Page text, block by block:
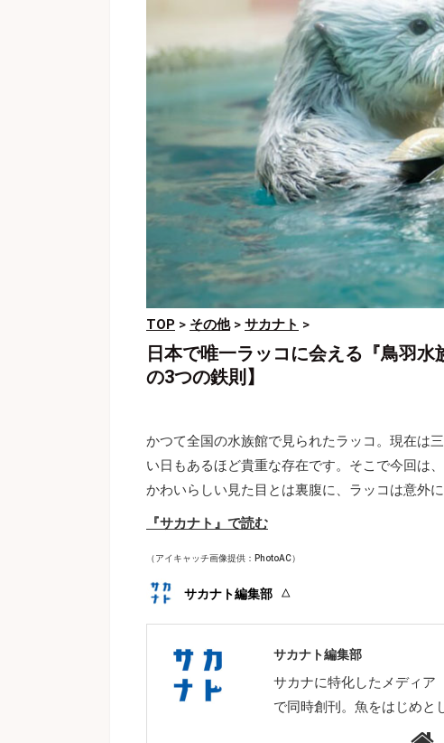
TOP > その他> サカナト >
日本で唯一ラッコに会える『鳥羽
の3つの鉄則】
かつて全国の水族館で見られたラッコ。現在は
い日もあるほど貴重な存在です。そこで今回は
かわいらしい見た目とは裏腹に、ラッコは意外
『サカナト』で読む
（アイキャッチ画像提供：PhotoAC）
サカナト編集部
サカナト編集部
サカナに特化したメディア
で同時創刊。魚をはじめと